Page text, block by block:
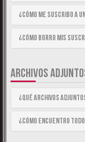
¿Cómo me suscribo a
¿Cómo borro mis
ARCHIVOS
¿Qué archivos
¿Cómo encuentro